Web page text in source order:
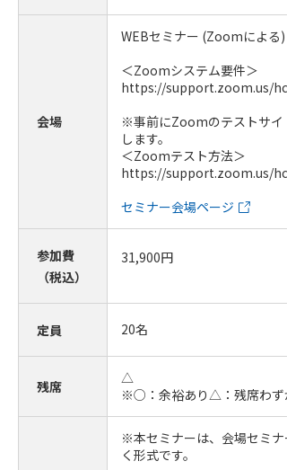
会場
WEBセミナー (Zoomによる)
＜Zoomシステム要件＞
https://support.zoom.us/
※事前にZoomのテストサイ
します。
＜Zoomテスト方法＞
https://support.zoom.us/
セミナー会場ページ
参加費
（税込）
31,900円
定員 20名
残席
△
※○：余裕あり△：残席わずか
※本セミナーは、会場セミ
く形式です。